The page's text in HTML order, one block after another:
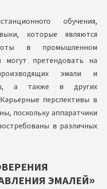
обучения,
которые являются
в промышленном
могут претендовать на
эмали и
а также в других
перспективы в
поскольку аппаратчики
в различных
ЭМАЛЕЙ»